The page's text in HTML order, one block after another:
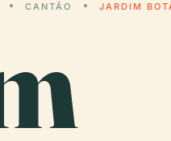
CANTÃO JARDIM